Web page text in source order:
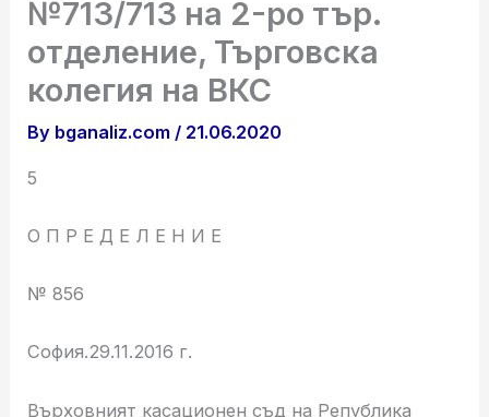
№713/713 на 2-ро тър.
отделение, Търговска
колегия на ВКС
By bganaliz.com / 21.06.2020
5
О П Р Е Д Е Л Е Н И Е
№ 856
София.29.11.2016 г.
Върховният касационен съд на Република